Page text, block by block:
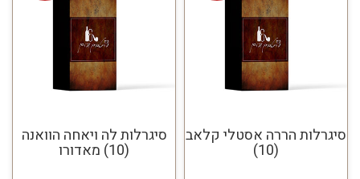
סיגרלות הררה אסטלי קלאב
(10)
סיגרלות לה ויאחה הוואנה
(10) מאדורו